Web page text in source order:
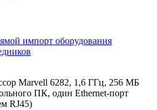
импорт оборудования
Marvell 6282, 1,6 ГГц, 256 МБ
ПК, один Ethernet-порт
RJ45)